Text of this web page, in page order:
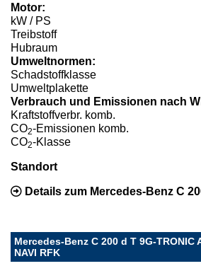
Motor:
kW / PS
Treibstoff
Hubraum
Umweltnormen:
Schadstoffklasse
Umweltplakette
Verbrauch und Emissionen nach
Kraftstoffverbr. komb.
CO2-Emissionen komb.
CO2-Klasse
Standort
Details zum Mercedes-Benz C
Mercedes-Benz C 200 d T 9G-TRONIC
NAVI RFK